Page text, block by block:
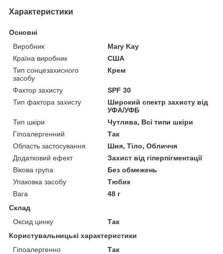
Характеристики
Основні
Виробник
Mary Kay
Країна виробник
США
Тип сонцезахисного
засобу
Крем
Фактор захисту
SPF 30
Тип фактора захисту
Широкий спектр захисту від
УФА/УФБ
Тип шкіри
Чутлива, Всі типи шкіри
Гіпоалергенний
Так
Область застосування
Шия, Тіло, Обличчя
Додатковий ефект
Захист від гіперпігментації
Вікова група
Без обмежень
Упаковка засобу
Тюбик
Вага
48 г
Склад
Оксид цинку
Так
Користувальницькі характеристики
Гіпоалергенно
Так